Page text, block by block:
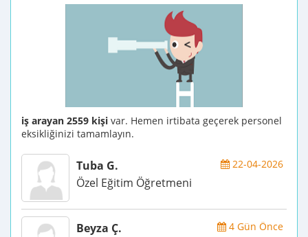
iş arayan 2559 kişi var. Hemen irtibata geçerek personel
eksikliğinizi tamamlayın.
22-04-2026
Tuba G.
Özel Eğitim Öğretmeni
4 Gün Önce
Beyza Ç.